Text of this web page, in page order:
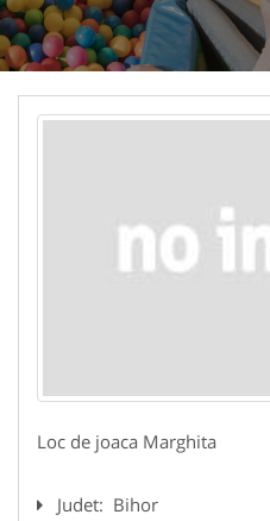
Loc de joaca Marghita
Judet: Bihor